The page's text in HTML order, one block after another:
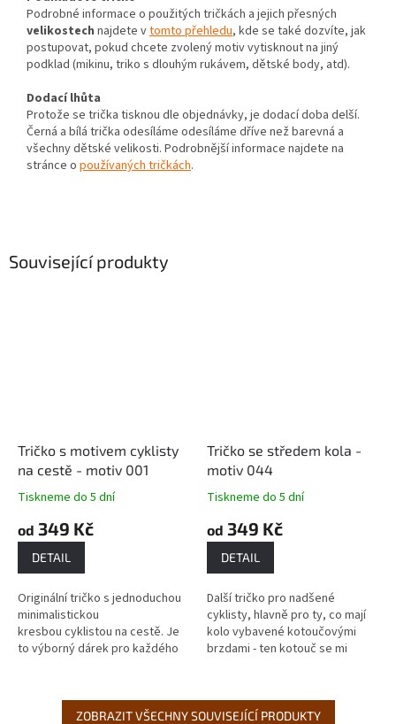
Podrobné informace o použitých tričkách a jejich přesných
velikostech najdete vtomto přehledu, kde se také dozvíte, jak
postupovat, pokud chcete zvolený motiv vytisknout na jiný
podklad (mikinu, triko s dlouhým rukávem, dětské body, atd).
Dodací lhůta
Protože se trička tisknou dle objednávky, je dodací doba delší.
Černá a bílá trička odesíláme odesíláme dříve než barevná a
všechny dětské velikosti. Podrobnější informace najdete na
stránce o používaných tričkách.
Související produkty
Tričko s motivem cyklisty
na cestě - motiv 001
Tiskneme do 5 dní
od 349 Kč
DETAIL
Originální tričko s jednoduchou
minimalistickou
kresbou cyklistou na cestě. Je
to výborný dárek pro každého
cyklistiky. Na...
Tričko se středem kola -
motiv 044
Tiskneme do 5 dní
od 349 Kč
DETAIL
Další tričko pro nadšené
cyklisty, hlavně pro ty, co mají
kolo vybavené kotoučovými
brzdami - ten kotouč se mi
ZOBRAZIT VŠECHNY SOUVISEJÍCÍ PRODUKTY